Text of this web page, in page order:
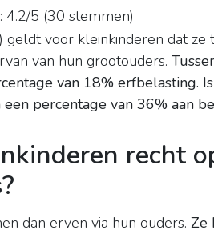
4.2/5 (30 stemmen)
voor kleinkinderen dat ze
van hun grootouders.
van 18% erfbelasting.
percentage van 36% aan
recht
dan erven via hun ouders. Ze